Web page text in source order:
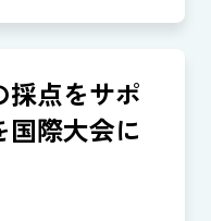
採点をサポ
際大会に